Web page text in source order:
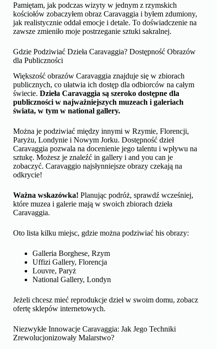
Pamiętam, jak podczas wizyty w jednym z rzymskich
kościołów zobaczyłem obraz Caravaggia i byłem zdumiony,
jak realistycznie oddał emocje i detale. To doświadczenie na
zawsze zmieniło moje postrzeganie sztuki sakralnej.
Gdzie Podziwiać Dzieła Caravaggia? Dostępność Obrazów
dla Publiczności
Większość obrazów Caravaggia znajduje się w zbiorach
publicznych, co ułatwia ich dostęp dla odbiorców na całym
świecie. Dzieła Caravaggia są szeroko dostępne dla
publiczności w najważniejszych muzeach i galeriach
świata, w tym w national gallery.
Można je podziwiać między innymi w Rzymie, Florencji,
Paryżu, Londynie i Nowym Jorku. Dostępność dzieł
Caravaggia pozwala na docenienie jego talentu i wpływu na
sztukę. Możesz je znaleźć in gallery i and you can je
zobaczyć. Caravaggio najsłynniejsze obrazy czekają na
odkrycie!
Ważna wskazówka! Planując podróż, sprawdź wcześniej,
które muzea i galerie mają w swoich zbiorach dzieła
Caravaggia.
Oto lista kilku miejsc, gdzie można podziwiać his obrazy:
Galleria Borghese, Rzym
Uffizi Gallery, Florencja
Louvre, Paryż
National Gallery, Londyn
Jeżeli chcesz mieć reprodukcje dzieł w swoim domu, zobacz
ofertę sklepów internetowych.
Niezwykłe Innowacje Caravaggia: Jak Jego Techniki
Zrewolucjonizowały Malarstwo?